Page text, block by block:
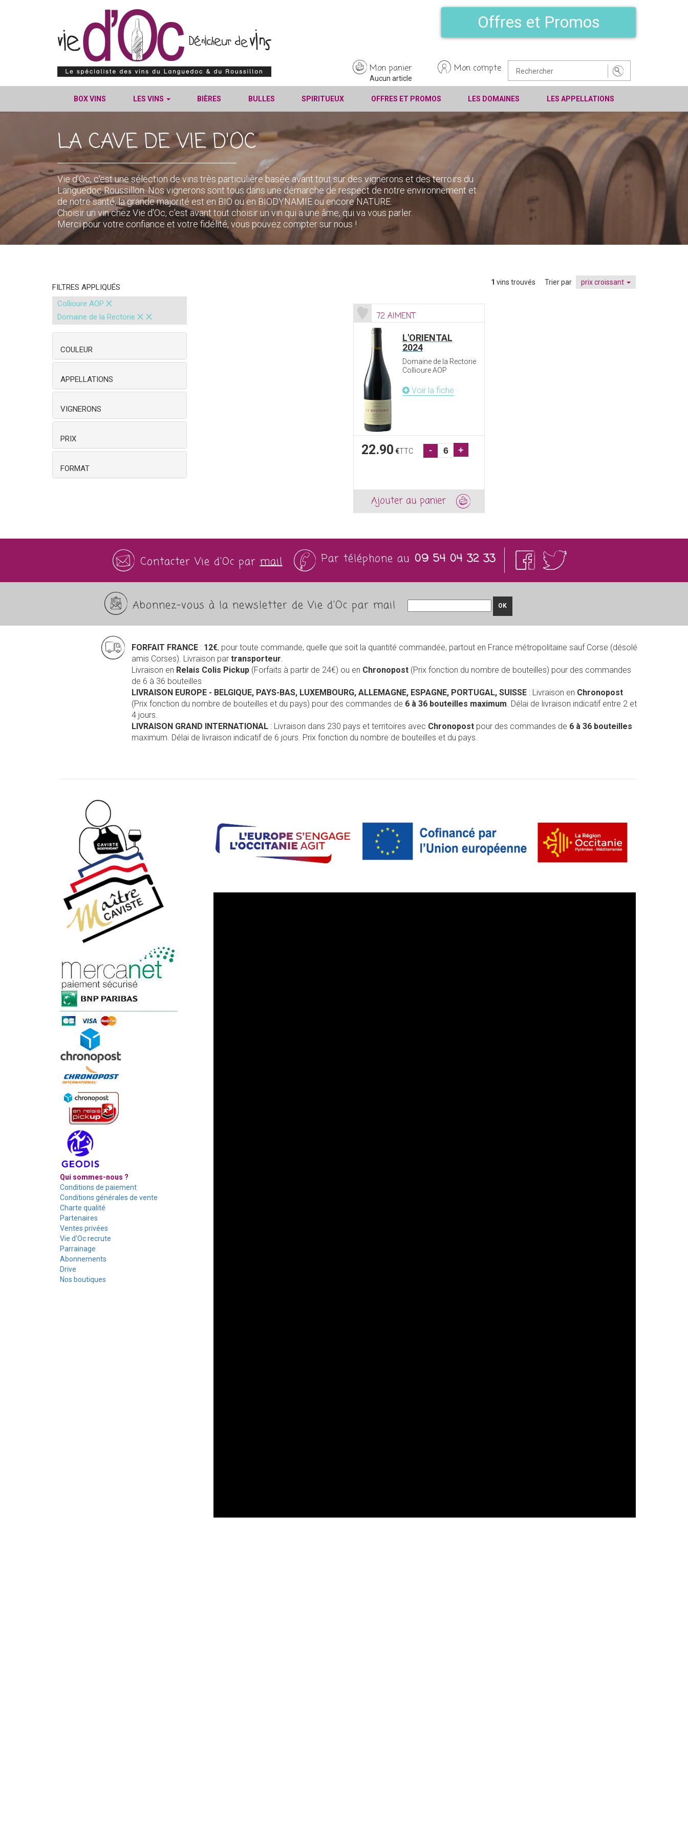
Offres et Promos
Mon panier
Aucun article
Mon compte
BOX VINS LES VINS BIÈRES BULLES SPIRITUEUX OFFRES ET PROMOS LES DOMAINES LES APPELLATIONS
LA CAVE DE VIE D'OC
Vie d'Oc, c'est une sélection de vins très particulière basée avant tout sur des vignerons et des terroirs du
Languedoc Roussillon. Nos vignerons sont tous dans une démarche de respect de notre environnement et
de notre santé, la grande majorité est en BIO ou en BIODYNAMIE ou encore NATURE.
Choisir un vin chez Vie d'Oc, c'est avant tout choisir un vin qui a une âme, qui va vous parler.
Merci pour votre confiance et votre fidélité, vous pouvez compter sur nous !
FILTRES APPLIQUÉS
Collioure AOP ×
Domaine de la Rectorie ××
COULEUR
APPELLATIONS
VIGNERONS
PRIX
FORMAT
1 vins trouvés Trier par prix croissant
72 AIMENT
L'ORIENTAL
2024
Domaine de la Rectorie
Collioure AOP
Voir la fiche
22.90 €TTC - +
Ajouter au panier
Contacter Vie d'Oc parmail Par téléphone au 09 54 04 32 33
Abonnez-vous à la newsletter de Vie d'Oc par mail OK
FORFAIT FRANCE : 12€, pour toute commande, quelle que soit la quantité commandée, partout en France métropolitaine sauf Corse (désolé
amis Corses). Livraison partransporteur.
Livraison en Relais Colis Pickup (Forfaits à partir de 24€) ou en Chronopost (Prix fonction du nombre de bouteilles) pour des commandes
de 6 à 36 bouteilles
LIVRAISON EUROPE - BELGIQUE, PAYS-BAS, LUXEMBOURG, ALLEMAGNE, ESPAGNE, PORTUGAL, SUISSE : Livraison en Chronopost
(Prix fonction du nombre de bouteilles et du pays) pour des commandes de 6 à 36 bouteilles maximum. Délai de livraison indicatif entre 2 et
4 jours.
LIVRAISON GRAND INTERNATIONAL : Livraison dans 230 pays et territoires avec Chronopost pour des commandes de 6 à 36 bouteilles
maximum. Délai de livraison indicatif de 6 jours. Prix fonction du nombre de bouteilles et du pays.
Qui sommes-nous ?
Conditions de paiement
Conditions générales de vente
Charte qualité
Partenaires
Ventes privées
Vie d'Oc recrute
Parrainage
Abonnements
Drive
Nos boutiques